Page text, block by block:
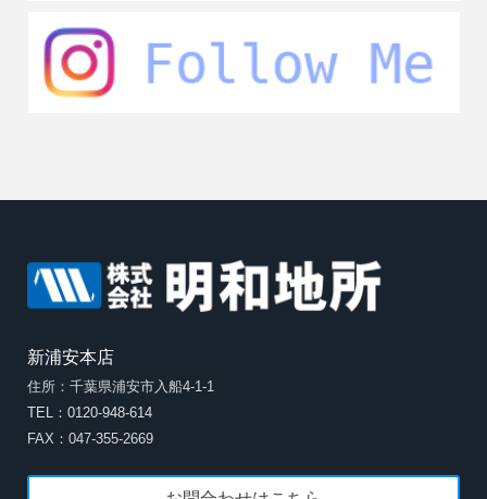
新浦安本店
住所：千葉県浦安市入船4-1-1
TEL：0120-948-614
FAX：047-355-2669